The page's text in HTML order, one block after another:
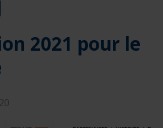
2021 pour le